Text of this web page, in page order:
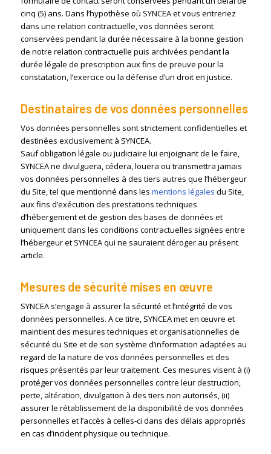
cinq (5) ans. Dans l’hypothèse où SYNCEA et vous entreriez
dans une relation contractuelle, vos données seront
conservées pendant la durée nécessaire à la bonne gestion
de notre relation contractuelle puis archivées pendant la
durée légale de prescription aux fins de preuve pour la
constatation, l’exercice ou la défense d’un droit en justice.
Destinataires de vos données personnelles
Vos données personnelles sont strictement confidentielles et
destinées exclusivement à SYNCEA.
Sauf obligation légale ou judiciaire lui enjoignant de le faire,
SYNCEA ne divulguera, cédera, louera ou transmettra jamais
vos données personnelles à des tiers autres que l’hébergeur
du Site, tel que mentionné dans les mentions légales du Site,
aux fins d’exécution des prestations techniques
d’hébergement et de gestion des bases de données et
uniquement dans les conditions contractuelles signées entre
l’hébergeur et SYNCEA qui ne sauraient déroger au présent
article.
Mesures de sécurité mises en œuvre
SYNCEA s’engage à assurer la sécurité et l’intégrité de vos
données personnelles. A ce titre, SYNCEA met en œuvre et
maintient des mesures techniques et organisationnelles de
sécurité du Site et de son système d’information adaptées au
regard de la nature de vos données personnelles et des
risques présentés par leur traitement. Ces mesures visent à (i)
protéger vos données personnelles contre leur destruction,
perte, altération, divulgation à des tiers non autorisés, (ii)
assurer le rétablissement de la disponibilité de vos données
personnelles et l’accès à celles-ci dans des délais appropriés
en cas d’incident physique ou technique.